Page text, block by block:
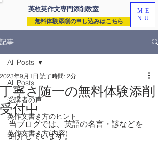
英検英作文専門添削教室
無料体験添削の申し込みはこちら
ME
NU
記事
All Posts
受講者の声
英作文書き方のヒント
英作文書き方(内容)
All Posts
丁寧さ随一の無料体験添削
受付中
2023年9月1日 読了時間: 2分
当ブログでは、英語の名言・諺などを
紹介しています。